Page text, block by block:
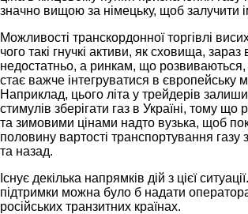
значно вищою за німецьку, щоб залучити
Можливості транскордонної торгівлі
чого такі гнучкі активи, як сховища,
недостатньо, а ринкам, що розвиваються,
стає важче інтегруватися в європейську
Наприклад, цього літа у трейдерів
стимулів зберігати газ в Україні, тому що
та зимовими цінами надто вузька, щоб
половину вартості транспортування газу
та назад.
Існує декілька напрямків дій з цієї
підтримки можна було б надати
російських транзитних країнах.